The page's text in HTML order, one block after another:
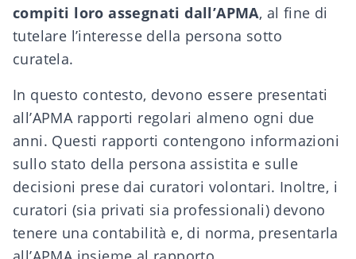
compiti loro assegnati dall’APMA, al fine di
tutelare l’interesse della persona sotto
curatela.
In questo contesto, devono essere presentati
all’APMA rapporti regolari almeno ogni due
anni. Questi rapporti contengono informazioni
sullo stato della persona assistita e sulle
decisioni prese dai curatori volontari. Inoltre, i
curatori (sia privati sia professionali) devono
tenere una contabilità e, di norma, presentarla